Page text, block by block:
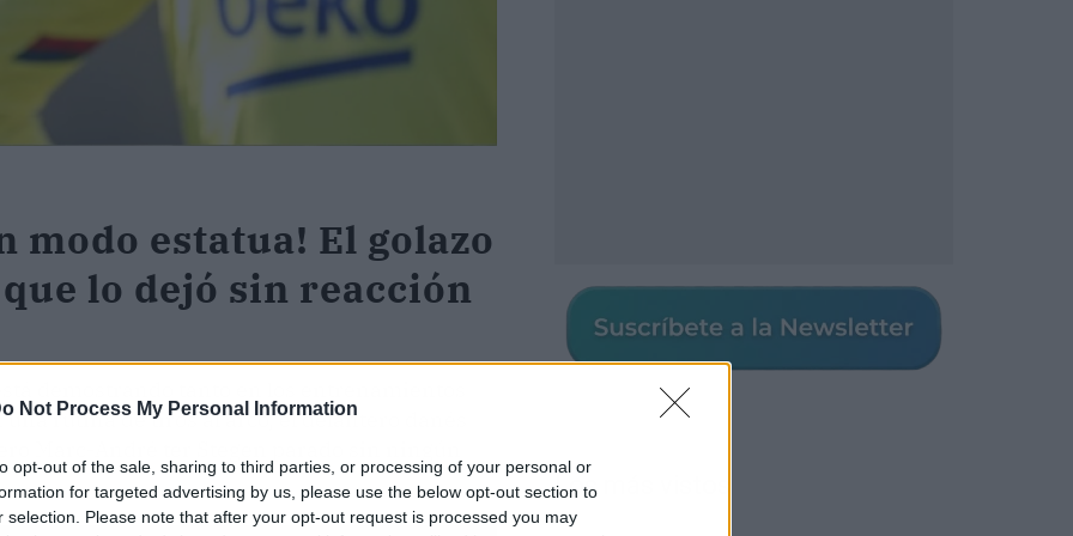
Not Process My Personal Information
opt-out of the sale, sharing to third parties, or processing of your personal or
for targeted advertising by us, please use the below opt-out section to
selection. Please note that after your opt-out request is processed you may
modo estatua! El golazo
lo dejó sin reacción
demostrando tanto en los entrenamientos
rutina de tiros al arco, el delantero danés
Marc-André ter Stegen parado sin ningún
Los más vistos